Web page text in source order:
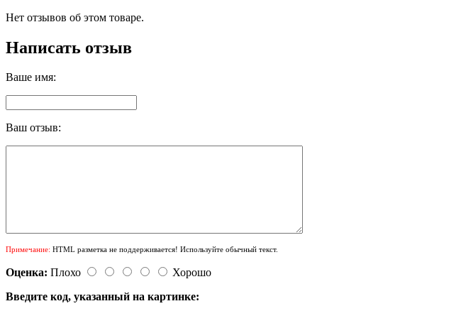
Нет отзывов об этом товаре.
Написать отзыв
Ваше имя:
Ваш отзыв:
Примечание: HTML разметка не поддерживается! Используйте обычный текст.
Оценка: Плохо
Хорошо
Введите код, указанный на картинке: